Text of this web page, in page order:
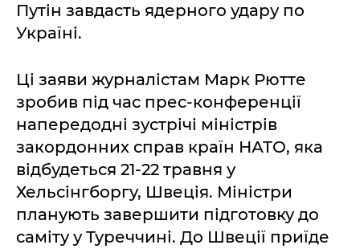
Путін завдасть ядерного удару по
Україні.
Ці заяви журналістам Марк Рютте
зробив під час прес-конференції
напередодні зустрічі міністрів
закордонних справ країн НАТО, яка
відбудеться 21-22 травня у
Хельсінгборгу, Швеція. Міністри
планують завершити підготовку до
саміту у Туреччині. До Швеції приїде